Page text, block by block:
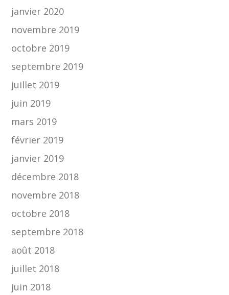
janvier 2020
novembre 2019
octobre 2019
septembre 2019
juillet 2019
juin 2019
mars 2019
février 2019
janvier 2019
décembre 2018
novembre 2018
octobre 2018
septembre 2018
août 2018
juillet 2018
juin 2018